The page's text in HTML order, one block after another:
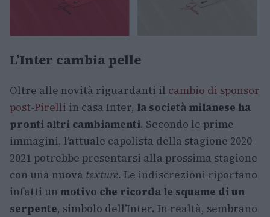
L’Inter cambia pelle
Oltre alle novità riguardanti il cambio di sponsor
post-Pirelli in casa Inter, la società milanese ha
pronti altri cambiamenti. Secondo le prime
immagini, l’attuale capolista della stagione 2020-
2021 potrebbe presentarsi alla prossima stagione
con una nuova texture. Le indiscrezioni riportano
infatti un motivo che ricorda le squame di un
serpente, simbolo dell’Inter. In realtà, sembrano